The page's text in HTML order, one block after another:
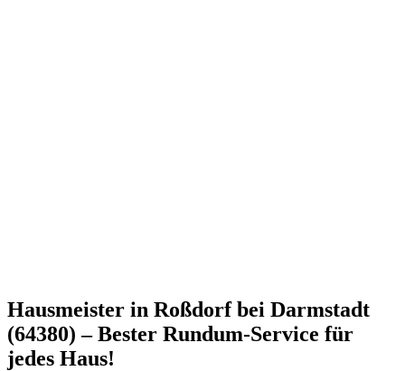
Hausmeister in Roßdorf bei Darmstadt
(64380) – Bester Rundum-Service für
jedes Haus!